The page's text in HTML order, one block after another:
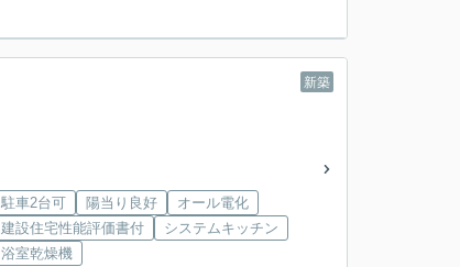
新築
駐車2台可 陽当り良好
オール電化
建設住宅性能評価書付
システムキッチン
浴室乾燥機